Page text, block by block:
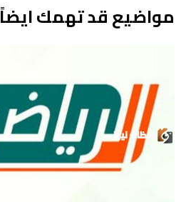
مواضيع قد تهمك ايضاً